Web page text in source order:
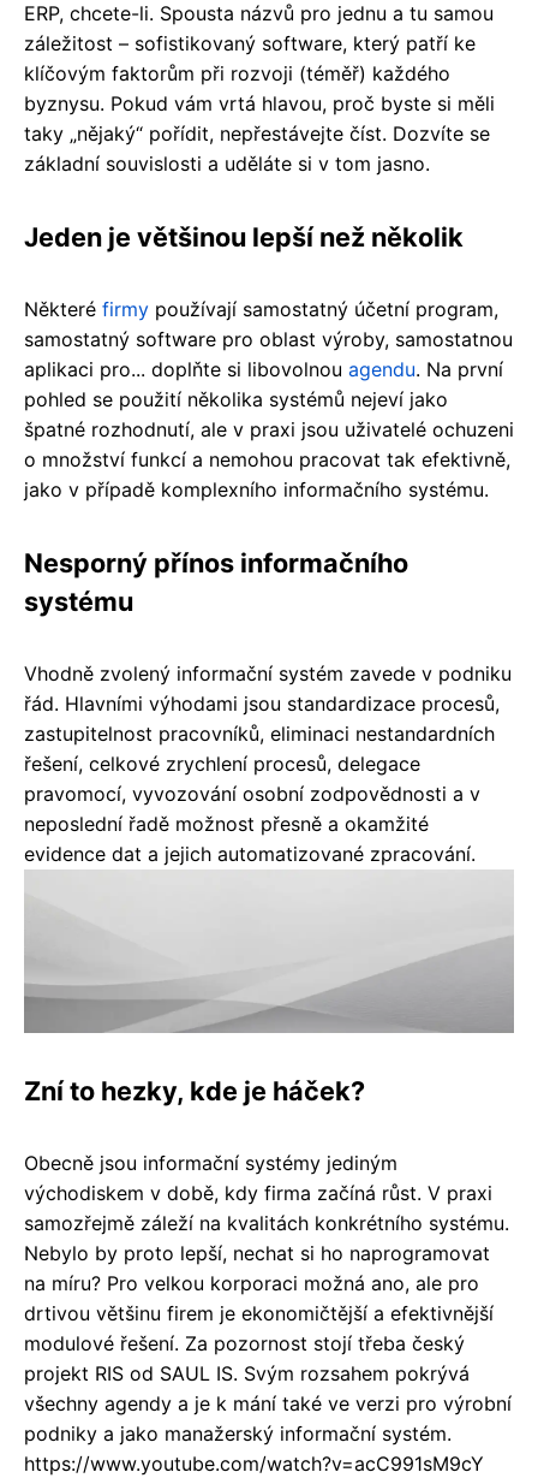
ERP, chcete-li. Spousta názvů pro jednu a tu samou
záležitost – sofistikovaný software, který patří ke
klíčovým faktorům při rozvoji (téměř) každého
byznysu. Pokud vám vrtá hlavou, proč byste si měli
taky „nějaký“ pořídit, nepřestávejte číst. Dozvíte se
základní souvislosti a uděláte si v tom jasno.
Jeden je většinou lepší než několik
Některé firmy používají samostatný účetní program,
samostatný software pro oblast výroby, samostatnou
aplikaci pro... doplňte si libovolnou agendu. Na první
pohled se použití několika systémů nejeví jako
špatné rozhodnutí, ale v praxi jsou uživatelé ochuzeni
o množství funkcí a nemohou pracovat tak efektivně,
jako v případě komplexního informačního systému.
Nesporný přínos informačního
systému
Vhodně zvolený informační systém zavede v podniku
řád. Hlavními výhodami jsou standardizace procesů,
zastupitelnost pracovníků, eliminaci nestandardních
řešení, celkové zrychlení procesů, delegace
pravomocí, vyvozování osobní zodpovědnosti a v
neposlední řadě možnost přesně a okamžité
evidence dat a jejich automatizované zpracování.
Zní to hezky, kde je háček?
Obecně jsou informační systémy jediným
východiskem v době, kdy firma začíná růst. V praxi
samozřejmě záleží na kvalitách konkrétního systému.
Nebylo by proto lepší, nechat si ho naprogramovat
na míru? Pro velkou korporaci možná ano, ale pro
drtivou většinu firem je ekonomičtější a efektivnější
modulové řešení. Za pozornost stojí třeba český
projekt RIS od SAUL IS. Svým rozsahem pokrývá
všechny agendy a je k mání také ve verzi pro výrobní
podniky a jako manažerský informační systém.
https://www.youtube.com/watch?v=acC991sM9cY